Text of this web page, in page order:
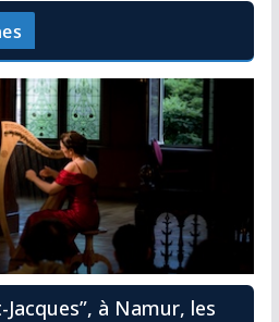
Jacques”, à Namur, les